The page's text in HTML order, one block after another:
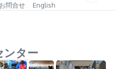
お問合せ English
ンター